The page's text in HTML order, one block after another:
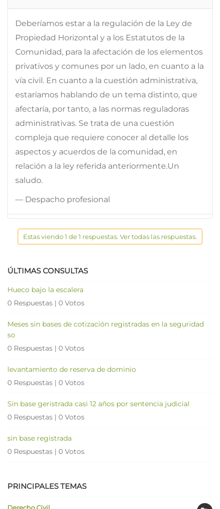
Deberíamos estar a la regulación de la Ley de
Propiedad Horizontal y a los Estatutos de la
Comunidad, para la afectación de los elementos
privativos y comunes por un lado, en cuanto a la
vía civil. En cuanto a la cuestión administrativa,
estaríamos hablando de un tema distinto, que
afectaría, por tanto, a las normas reguladoras
administrativas. Se trata de una cuestión
compleja que requiere conocer al detalle los
aspectos y acuerdos de la comunidad, en
relación a la ley referida anteriormente.Un
saludo.
— Despacho profesional
Estas viendo 1 de 1 respuestas. Ver todas las respuestas.
ÚLTIMAS CONSULTAS
Hueco bajo la escalera
0 Respuestas | 0 Votos
Meses sin bases de cotización registradas en la seguridad
so
0 Respuestas | 0 Votos
levantamiento de reserva de dominio
0 Respuestas | 0 Votos
Sin base geristrada casi 12 años por sentencia judicial
0 Respuestas | 0 Votos
sin base registrada
0 Respuestas | 0 Votos
PRINCIPALES TEMAS
Derecho Civil